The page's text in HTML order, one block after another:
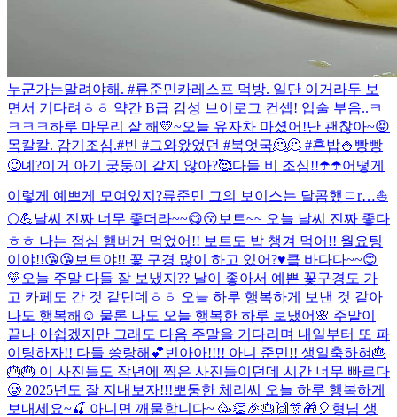
누군가는말려야해. #류준민카레스프 먹방. 일단 이거라두 보
면서 기다려ㅎㅎ 약간 B급 감성 브이로그 컨셉! 입술 부음..ㅋ
ㅋㅋㅋ하루 마무리 잘 해💛~오늘 유자차 마셨어!난 괜찮아~😝
목칼칼. 감기조심.#빈 #그와왔었던 #북엇국🫠🫠 #혼밥🍚 빵빵
🙂녜?이거 아기 궁둥이 같지 않아?🥰다들 비 조심!!☂️☂️어떻게
이렇게 예쁘게 모여있지?류준민 그의 보이스는 달콤했ㄷr…⛵️
🌕💪날씨 진짜 너무 좋더라~~😋😚 보트~~ 오늘 날씨 진짜 좋다
ㅎㅎ 나는 점심 햄버거 먹었어!! 보트도 밥 챙겨 먹어!! 월요팅
이야!!😘😘 보트야!! 꽃 구경 많이 하고 있어?♥️킄 바다다~~😊
💛 오늘 주말 다들 잘 보냈지?? 날이 좋아서 예쁜 꽃구경도 가
고 카페도 간 것 같던데ㅎㅎ 오늘 하루 행복하게 보낸 것 같아
나도 행복해☺️ 물론 나도 오늘 행복한 하루 보냈어🌸 주말이
끝나 아쉽겠지만 그래도 다음 주말을 기다리며 내일부터 또 파
이팅하자!! 다들 씅랑해💕빈아아!!!! 아니 준민!! 생일축하혀🎂
🎂🎂 이 사진들도 작년에 찍은 사진들이던데 시간 너무 빠르다
🥲 2025년도 잘 지내보자!!!뽀둥한 체리씨 오늘 하루 행복하게
보내세요~🍒 아니면 깨물합니다~ 🥳👏🎉🎂🙌🎊🎁🎈 형님 생